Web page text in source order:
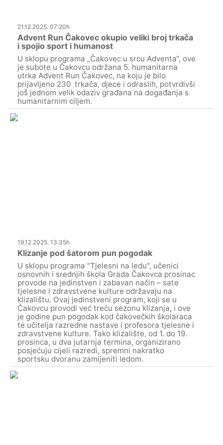
21.12.2025. 07:20h
Advent Run Čakovec okupio veliki broj trkača
i spojio sport i humanost
U sklopu programa „Čakovec u srcu Adventa“, ove
je subote u Čakovcu održana 5. humanitarna
utrka Advent Run Čakovec, na koju je bilo
prijavljeno 230 trkača, djece i odraslih, potvrdivši
još jednom velik odaziv građana na događanja s
humanitarnim ciljem.
19.12.2025. 13:35h
Klizanje pod šatorom pun pogodak
U sklopu programa "Tjelesni na ledu", učenici
osnovnih i srednjih škola Grada Čakovca prosinac
provode na jedinstven i zabavan način – sate
tjelesne i zdravstvene kulture održavaju na
klizalištu. Ovaj jedinstveni program, koji se u
Čakovcu provodi već treću sezonu klizanja, i ove
je godine pun pogodak kod čakovečkih školaraca
te učitelja razredne nastave i profesora tjelesne i
zdravstvene kulture. Tako klizalište, od 1. do 19.
prosinca, u dva jutarnja termina, organizirano
posjećuju cijeli razredi, spremni nakratko
sportsku dvoranu zamijeniti ledom.